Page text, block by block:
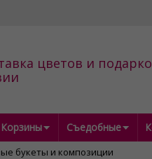
цветов и
Корзины Съедобные
букеты и композиции